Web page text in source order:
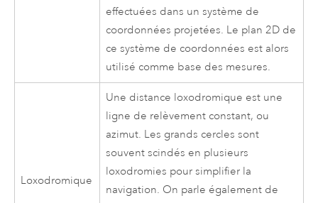
effectuées dans un système de
coordonnées projetées. Le plan 2D de
ce système de coordonnées est alors
utilisé comme base des mesures.
Loxodromique
Une distance loxodromique est une
ligne de relèvement constant, ou
azimut. Les grands cercles sont
souvent scindés en plusieurs
loxodromies pour simplifier la
navigation. On parle également de